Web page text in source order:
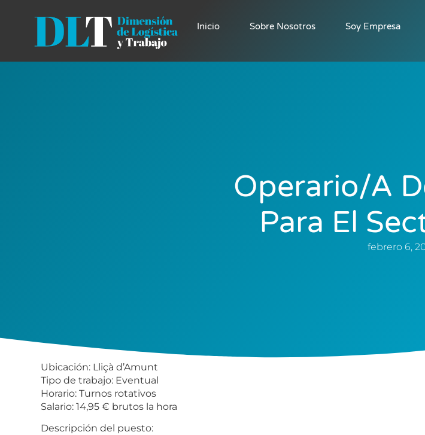
Inicio Sobre Nosotros Soy Empresa
Operario/a
Para El
febrero 6,
Ubicación: Lliçà d’Amunt
Tipo de trabajo: Eventual
Horario: Turnos rotativos
Salario: 14,95 € brutos la hora
Descripción del puesto: